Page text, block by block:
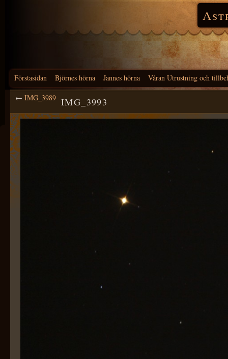
Förstasidan Björnes hörna Jannes hörna Våran Utrustning och
← IMG_3989 IMG_3993